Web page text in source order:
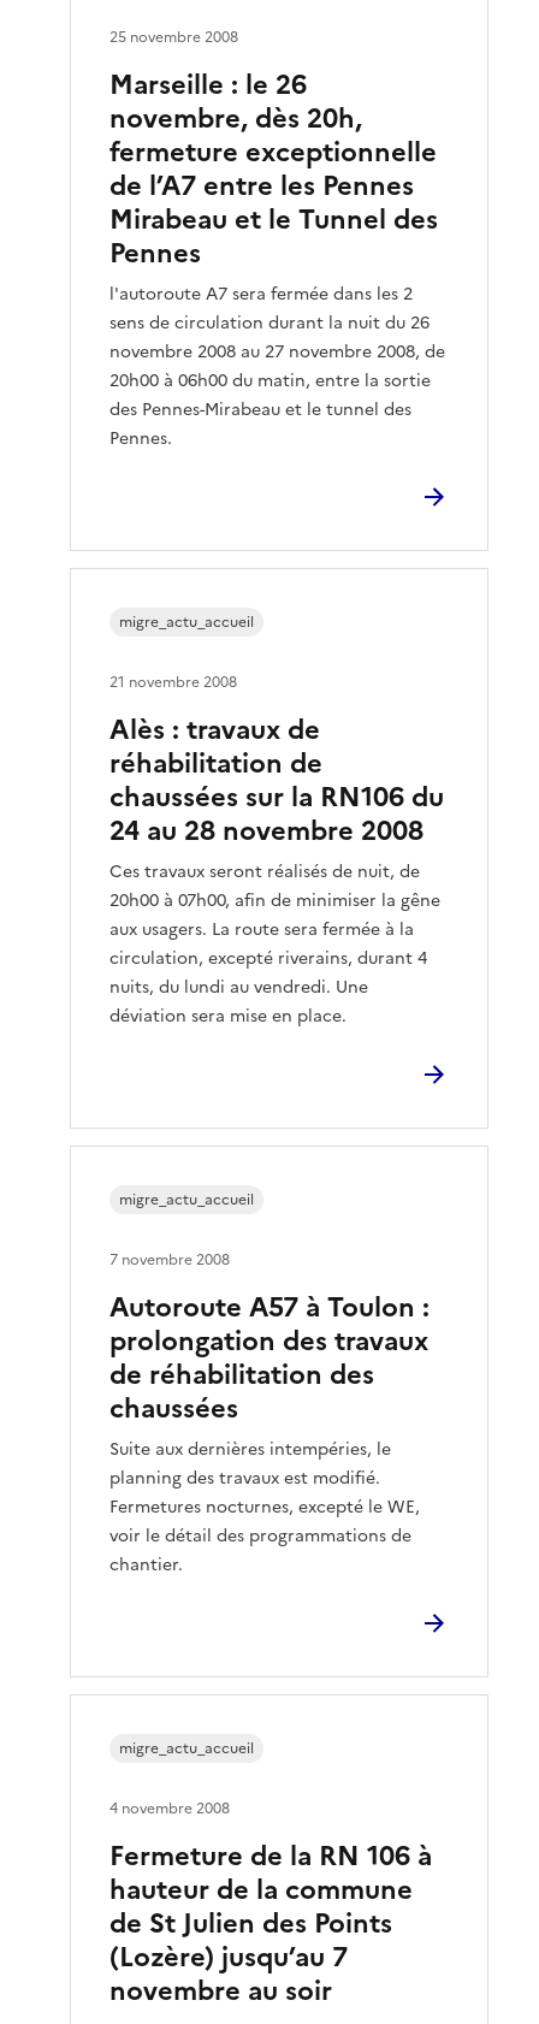
Marseille : le 26
novembre, dès 20h,
fermeture exceptionnelle
de l’A7 entre les Pennes
Mirabeau et le Tunnel des
Pennes
l'autoroute A7 sera fermée dans les 2
sens de circulation durant la nuit du 26
novembre 2008 au 27 novembre 2008, de
20h00 à 06h00 du matin, entre la sortie
des Pennes-Mirabeau et le tunnel des
Pennes.
25 novembre 2008
Alès : travaux de
réhabilitation de
chaussées sur la RN106 du
24 au 28 novembre 2008
Ces travaux seront réalisés de nuit, de
20h00 à 07h00, afin de minimiser la gêne
aux usagers. La route sera fermée à la
circulation, excepté riverains, durant 4
nuits, du lundi au vendredi. Une
déviation sera mise en place.
migre_actu_accueil
21 novembre 2008
Autoroute A57 à Toulon :
prolongation des travaux
de réhabilitation des
chaussées
Suite aux dernières intempéries, le
planning des travaux est modifié.
Fermetures nocturnes, excepté le WE,
voir le détail des programmations de
chantier.
migre_actu_accueil
7 novembre 2008
Fermeture de la RN 106 à
hauteur de la commune
de St Julien des Points
(Lozère) jusqu’au 7
novembre au soir
migre_actu_accueil
4 novembre 2008